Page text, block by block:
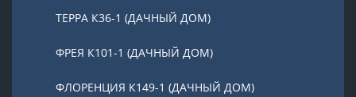
ТЕРРА К36-1 (ДАЧНЫЙ ДОМ)
ФРЕЯ К101-1 (ДАЧНЫЙ ДОМ)
ФЛОРЕНЦИЯ К149-1 (ДАЧНЫЙ ДОМ)